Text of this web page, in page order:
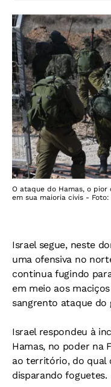
O ataque do Hamas, o pior
em sua maioria civis - Foto:
Israel segue, neste
uma ofensiva no
continua fugindo
em meio aos
sangrento ataque do
Israel respondeu à
Hamas, no poder na
ao território, do qual
disparando foguetes.